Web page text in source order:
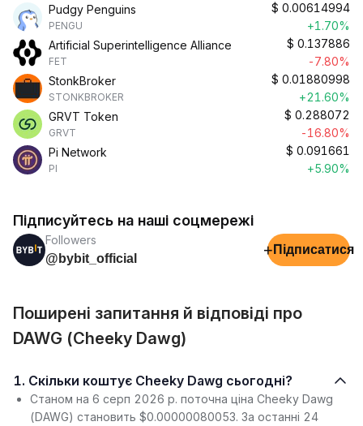
Pudgy Penguins
PENGU
$ 0.00614994
+1.70%
Artificial Superintelligence Alliance
FET
$ 0.137886
-7.80%
StonkBroker
STONKBROKER
$ 0.01880998
+21.60%
GRVT Token
GRVT
$ 0.288072
-16.80%
Pi Network
PI
$ 0.091661
+5.90%
Підписуйтесь на наші соцмережі
Followers
@bybit_official
+ Підписатися
Поширені запитання й відповіді про
DAWG (Cheeky Dawg)
1. Скільки коштує Cheeky Dawg сьогодні?
Станом на 6 серп 2026 р. поточна ціна Cheeky Dawg
(DAWG) становить $0.00000080053. За останні 24